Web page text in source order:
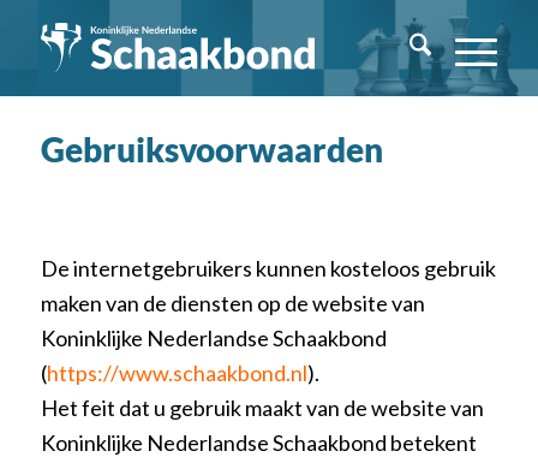
Gebruiksvoorwaarden
De internetgebruikers kunnen kosteloos gebruik
maken van de diensten op de website van
Koninklijke Nederlandse Schaakbond
(https://www.schaakbond.nl).
Het feit dat u gebruik maakt van de website van
Koninklijke Nederlandse Schaakbond betekent